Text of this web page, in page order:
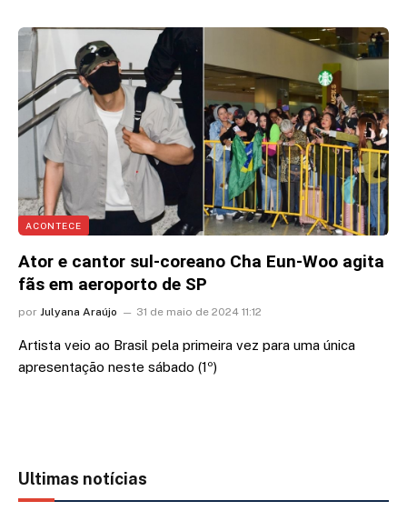
ACONTECE
Ator e cantor sul-coreano Cha Eun-Woo agita
fãs em aeroporto de SP
por Julyana Araújo 31 de maio de 2024 11:12
Artista veio ao Brasil pela primeira vez para uma única
apresentação neste sábado (1º)
Ultimas notícias